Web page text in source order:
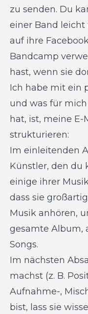
zu senden. Du
einer Band
auf ihre
Bandcamp
hast, wenn sie
Ich habe mit ein
und was für
hat, ist, meine E-
strukturieren:
Im einleitenden
Künstler, den du
einige ihrer
dass sie
Musik anhören,
gesamte Album,
Songs.
Im nächsten
machst (z. B.
Aufnahme-,
bist, lass sie